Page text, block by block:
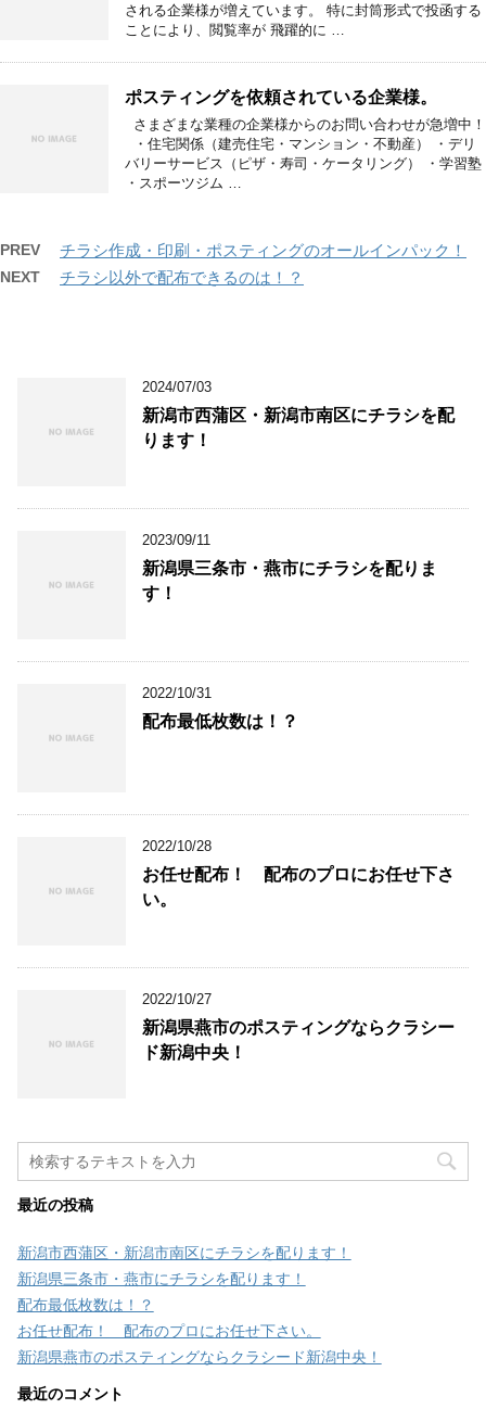
される企業様が増えています。 特に封筒形式で投函する
ことにより、閲覧率が 飛躍的に …
ポスティングを依頼されている企業様。
さまざまな業種の企業様からのお問い合わせが急増中！
・住宅関係（建売住宅・マンション・不動産） ・デリ
バリーサービス（ピザ・寿司・ケータリング） ・学習塾
・スポーツジム …
PREV チラシ作成・印刷・ポスティングのオールインパック！
NEXT チラシ以外で配布できるのは！？
2024/07/03
新潟市西蒲区・新潟市南区にチラシを配
ります！
2023/09/11
新潟県三条市・燕市にチラシを配りま
す！
2022/10/31
配布最低枚数は！？
2022/10/28
お任せ配布！ 配布のプロにお任せ下さ
い。
2022/10/27
新潟県燕市のポスティングならクラシー
ド新潟中央！
最近の投稿
新潟市西蒲区・新潟市南区にチラシを配ります！
新潟県三条市・燕市にチラシを配ります！
配布最低枚数は！？
お任せ配布！ 配布のプロにお任せ下さい。
新潟県燕市のポスティングならクラシード新潟中央！
最近のコメント